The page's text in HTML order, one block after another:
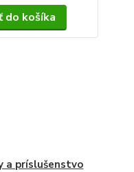
do košíka
a príslušenstvo